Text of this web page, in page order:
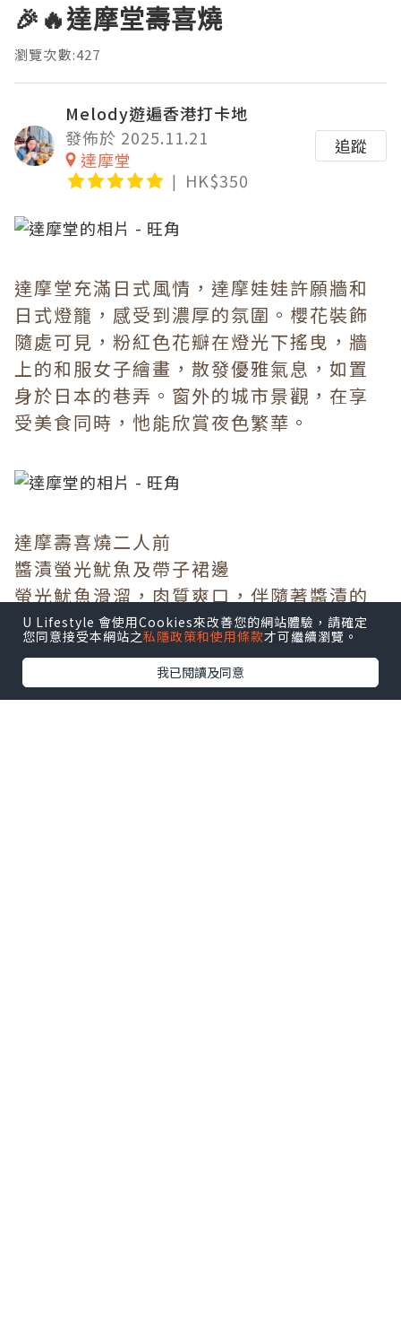
🎉🔥達摩堂壽喜燒
瀏覽次數:427
Melody遊遍香港打卡地
發佈於 2025.11.21
達摩堂
HK$350
追蹤
達摩堂充滿日式風情，達摩娃娃許願牆和
日式燈籠，感受到濃厚的氛圍。櫻花裝飾
隨處可見，粉紅色花瓣在燈光下搖曳，牆
上的和服女子繪畫，散發優雅氣息，如置
身於日本的巷弄。窗外的城市景觀，在享
受美食同時，忚能欣賞夜色繁華。
達摩壽喜燒二人前
醬漬螢光魷魚及帶子裙邊
螢光魷魚滑溜，肉質爽口，伴隨著醬漬的
甜香，感受到柔和的鮮味。辣味帶子裙邊
微辣可口，帶來一絲刺激，開胃前菜。
U Lifestyle 會使用Cookies來改善您的網站體驗，請確定
您同意接受本網站之私隱政策和使用條款才可繼續瀏覽。
我已閱讀及同意